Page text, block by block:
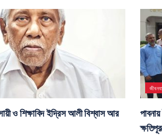
ও শিক্ষাবিদ ইদ্রিস আলী বিশ্বাস আর